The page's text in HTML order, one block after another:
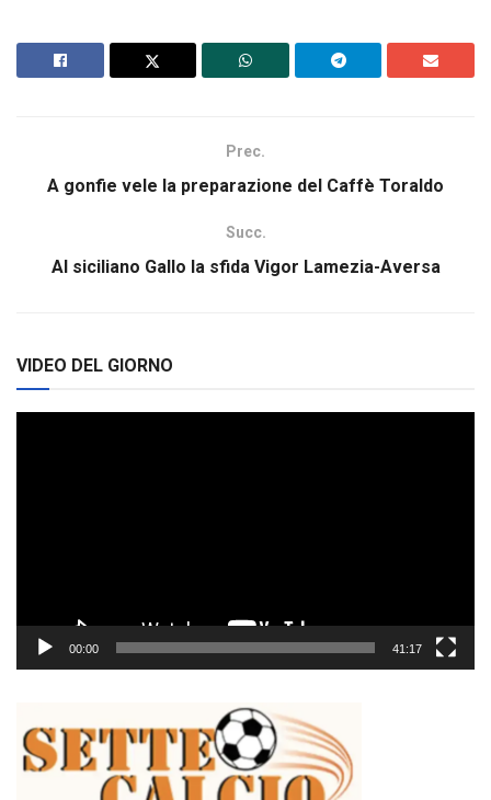
Prec.
A gonfie vele la preparazione del Caffè Toraldo
Succ.
Al siciliano Gallo la sfida Vigor Lamezia-Aversa
VIDEO DEL GIORNO
00:00 41:17